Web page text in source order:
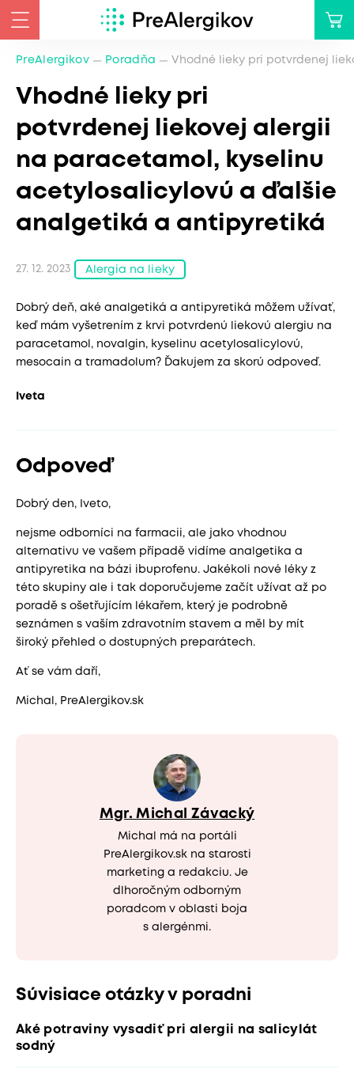
PreAlergikov Poradňa Vhodné lieky pri potvrdenej
Vhodné lieky pri
potvrdenej liekovej alergii
na paracetamol, kyselinu
acetylosalicylovú a ďalšie
analgetiká a antipyretiká
27. 12. 2023 Alergia na lieky
Dobrý deň, aké analgetiká a antipyretiká môžem užívať,
keď mám vyšetrením z krvi potvrdenú liekovú alergiu na
paracetamol, novalgin, kyselinu acetylosalicylovú,
mesocain a tramadolum? Ďakujem za skorú odpoveď.
Iveta
Odpoveď
Dobrý den, Iveto,
nejsme odborníci na farmacii, ale jako vhodnou
alternativu ve vašem případě vidíme analgetika a
antipyretika na bázi ibuprofenu. Jakékoli nové léky z
této skupiny ale i tak doporučujeme začít užívat až po
poradě s ošetřujícím lékařem, který je podrobně
seznámen s vaším zdravotním stavem a měl by mít
široký přehled o dostupných preparátech.
Ať se vám daří,
Michal, PreAlergikov.sk
Mgr. Michal Závacký
Michal má na portáli
PreAlergikov.sk na starosti
marketing a redakciu. Je
dlhoročným odborným
poradcom v oblasti boja
s alergénmi.
Súvisiace otázky v poradni
Aké potraviny vysadiť pri alergii na salicylát
sodný